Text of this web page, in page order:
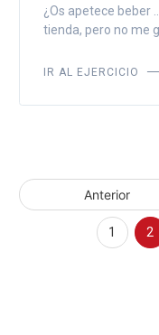
¿Os apetece beber
tienda, pero no me
IR AL EJERCICIO
Anterior
1 2